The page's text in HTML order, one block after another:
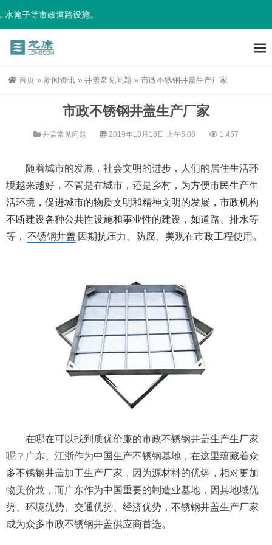
篦子等市政道路设施。
首页 » 新闻资讯 » 井盖常见问题 » 市政不锈钢井盖生产厂家
市政不锈钢井盖生产厂家
井盖常见问题 2019年10月18日 上午5:08 1,457
随着城市的发展，社会文明的进步，人们的居住生活环
境越来越好，不管是在城市，还是乡村， 为方便市民生产生
活环境，促进城市的物质文明和精神文明的发展，市政机构
不断建设各种公共性设施和事业性的建设， 如道路、排水等
等， 不锈钢井盖 因期抗压力、防腐、美观在市政工程使用。
在哪在可以找到质优价廉的市政不锈钢井盖生产生厂家
呢？广东、江浙作为中国生产不锈钢基地，在这里蕴藏着众
多不锈钢井盖加工生产厂家，因为源材料的优势，相对更加
物美价兼，而广东作为中国重要的制造业基地，因其地域优
势、环境优势、交通优势、经济优势，不锈钢井盖生产厂家
成为众多市政不锈钢井盖供应商首选。